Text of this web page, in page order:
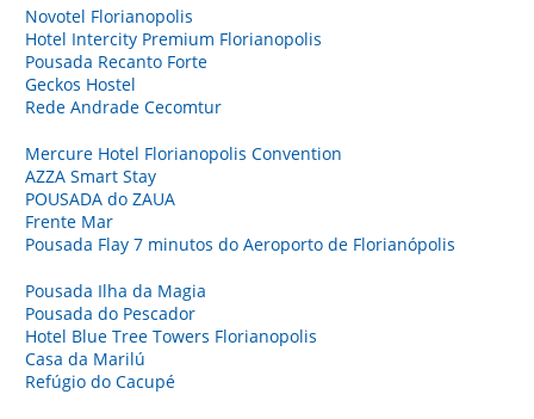
Novotel Florianopolis
Hotel Intercity Premium Florianopolis
Pousada Recanto Forte
Geckos Hostel
Rede Andrade Cecomtur
Mercure Hotel Florianopolis Convention
AZZA Smart Stay
POUSADA do ZAUA
Frente Mar
Pousada Flay 7 minutos do Aeroporto de Florianópolis
Pousada Ilha da Magia
Pousada do Pescador
Hotel Blue Tree Towers Florianopolis
Casa da Marilú
Refúgio do Cacupé